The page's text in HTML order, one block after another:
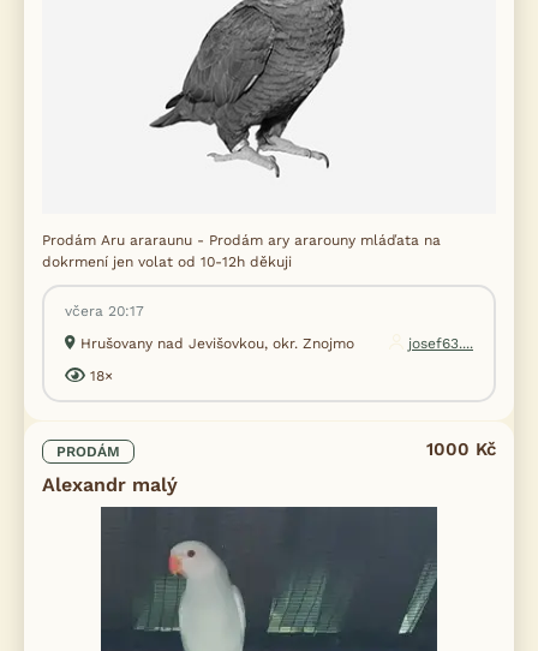
Prodám Aru araraunu - Prodám ary ararouny mláďata na
dokrmení jen volat od 10-12h děkuji
včera 20:17
Hrušovany nad Jevišovkou, okr. Znojmo
josef63....
18×
PRODÁM
Alexandr malý
1000 Kč